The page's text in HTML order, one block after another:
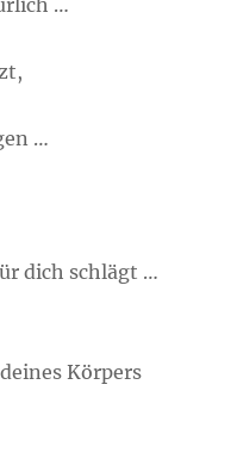
…
…
dich schlägt …
Körpers